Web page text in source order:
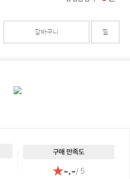
장바구니 찜
구매 만족도
★-.-/ 5